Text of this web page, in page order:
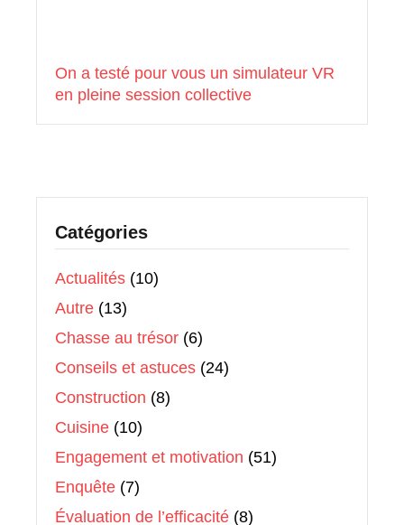
On a testé pour vous un simulateur VR
en pleine session collective
Catégories
Actualités (10)
Autre (13)
Chasse au trésor (6)
Conseils et astuces (24)
Construction (8)
Cuisine (10)
Engagement et motivation (51)
Enquête (7)
Évaluation de l’efficacité (8)